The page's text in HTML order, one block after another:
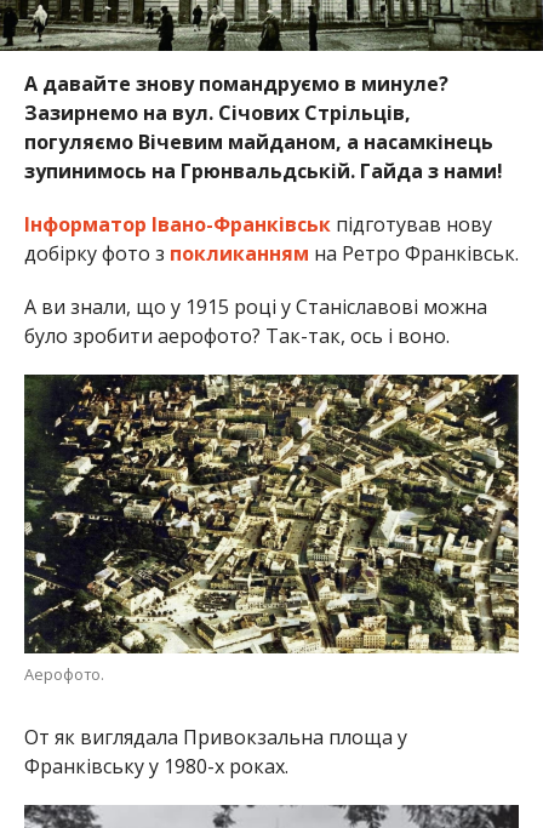
А давайте знову помандруємо в минуле?
Зазирнемо на вул. Січових Стрільців,
погуляємо Вічевим майданом, а насамкінець
зупинимось на Грюнвальдській. Гайда з нами!
Інформатор Івано-Франківськпідготував нову
добірку фото з покликанням на Ретро Франківськ.
А ви знали, що у 1915 році у Станіславові можна
було зробити аерофото? Так-так, ось і воно.
Аерофото.
От як виглядала Привокзальна площа у
Франківську у 1980-х роках.